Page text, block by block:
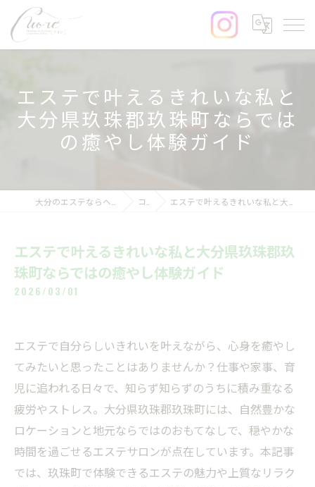
エステで叶えるきれいな私と
大分県玖珠郡玖珠町ならでは
の癒やし体験ガイド
コラム エステで叶えるきれいな私と大分県玖珠郡玖珠町ならではの癒やし体験ガイド
エステで叶えるきれいな私と大分県玖珠郡玖
珠町ならではの癒やし体験ガイド
2026/03/01
エステで自分らしいきれいを叶えながら、心身を癒やし
てみたいと思ったことはありませんか？仕事や家事、育
児に追われる日々で、知らず知らずのうちに積み重なる
疲労やストレス。大分県玖珠郡玖珠町には、自然豊かな
ロケーションと地元ならではのおもてなしで、穏やかな
時間を過ごせるエステサロンが点在しています。本記事
では、玖珠町で体験できるエステの魅力や上質なリラク